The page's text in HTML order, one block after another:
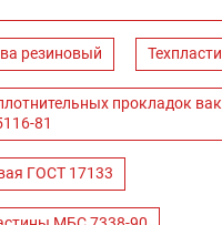
резиновый
прокладок
81
ГОСТ 17133